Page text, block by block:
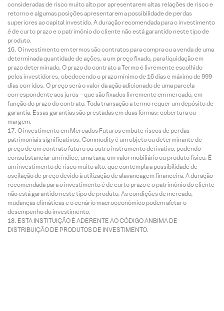
consideradas de risco muito alto por apresentarem altas relações de risco e
retorno e algumas posições apresentarem a possibilidade de perdas
superiores ao capital investido. A duração recomendada para o investimento
é de curto prazo e o patrimônio do cliente não está garantido neste tipo de
produto.
O investimento em termos são contratos para compra ou a venda de uma
determinada quantidade de ações, a um preço fixado, para liquidação em
prazo determinado. O prazo do contrato a Termo é livremente escolhido
pelos investidores, obedecendo o prazo mínimo de 16 dias e máximo de 999
dias corridos. O preço será o valor da ação adicionado de uma parcela
correspondente aos juros – que são fixados livremente em mercado, em
função do prazo do contrato. Toda transação a termo requer um depósito de
garantia. Essas garantias são prestadas em duas formas: cobertura ou
margem.
O investimento em Mercados Futuros embute riscos de perdas
patrimoniais significativos. Commodity é um objeto ou determinante de
preço de um contrato futuro ou outro instrumento derivativo, podendo
consubstanciar um índice, uma taxa, um valor mobiliário ou produto físico. É
um investimento de risco muito alto, que contempla a possibilidade de
oscilação de preço devido à utilização de alavancagem financeira. A duração
recomendada para o investimento é de curto prazo e o patrimônio do cliente
não está garantido neste tipo de produto. As condições de mercado,
mudanças climáticas e o cenário macroeconômico podem afetar o
desempenho do investimento.
ESTA INSTITUIÇÃO É ADERENTE AO CÓDIGO ANBIMA DE
DISTRIBUIÇÃO DE PRODUTOS DE INVESTIMENTO.